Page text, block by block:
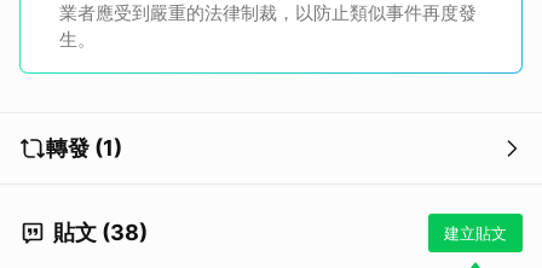
業者應受到嚴重的法律制裁，以防止類似事件再度發
生。
轉發 (1)
貼文 (38) 建立貼文